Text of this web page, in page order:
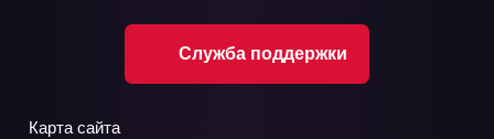
Служба поддержки
Карта сайта